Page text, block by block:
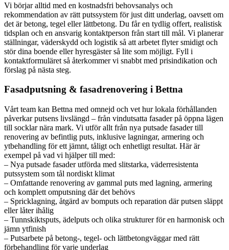
Vi börjar alltid med en kostnadsfri behovsanalys och
rekommendation av rätt putssystem för just ditt underlag, oavsett om
det är betong, tegel eller lättbetong. Du får en tydlig offert, realistisk
tidsplan och en ansvarig kontaktperson från start till mål. Vi planerar
ställningar, väderskydd och logistik så att arbetet flyter smidigt och
stör dina boende eller hyresgäster så lite som möjligt. Fyll i
kontaktformuläret så återkommer vi snabbt med prisindikation och
förslag på nästa steg.
Fasadputsning & fasadrenovering i Bettna
Vårt team kan Bettna med omnejd och vet hur lokala förhållanden
påverkar putsens livslängd – från vindutsatta fasader på öppna lägen
till socklar nära mark. Vi utför allt från nya putsade fasader till
renovering av befintlig puts, inklusive lagningar, armering och
ytbehandling för ett jämnt, tåligt och enhetligt resultat. Här är
exempel på vad vi hjälper till med:
– Nya putsade fasader utförda med slitstarka, väderresistenta
putssystem som tål nordiskt klimat
– Omfattande renovering av gammal puts med lagning, armering
och komplett omputsning där det behövs
– Spricklagning, åtgärd av bomputs och reparation där putsen släppt
eller låter ihålig
– Tunnskiktsputs, ädelputs och olika strukturer för en harmonisk och
jämn ytfinish
– Putsarbete på betong-, tegel- och lättbetongväggar med rätt
förbehandling för varje underlag